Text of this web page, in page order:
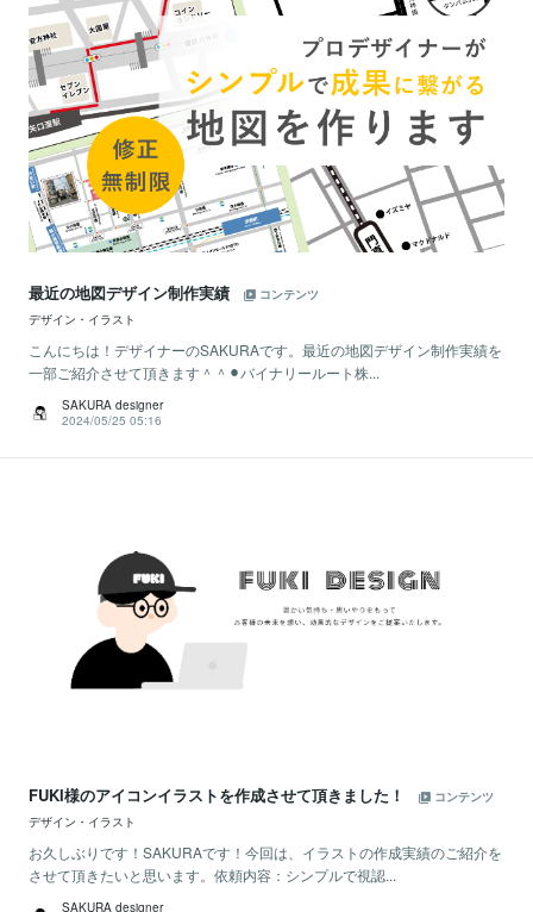
最近の地図デザイン制作実績
コンテンツ
デザイン・イラスト
こんにちは！デザイナーのSAKURAです。最近の地図デザイン制作実績を
一部ご紹介させて頂きます＾＾⚫︎バイナリールート株...
SAKURA designer
2024/05/25 05:16
FUKI様のアイコンイラストを作成させて頂きました！
コンテンツ
デザイン・イラスト
お久しぶりです！SAKURAです！今回は、イラストの作成実績のご紹介を
させて頂きたいと思います。依頼内容：シンプルで視認...
SAKURA designer